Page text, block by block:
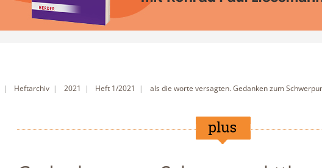
Heftarchiv 2021 Heft 1/2021 als die worte versagten. Gedanken zum